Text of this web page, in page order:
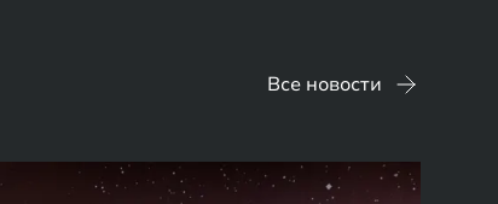
Все новости